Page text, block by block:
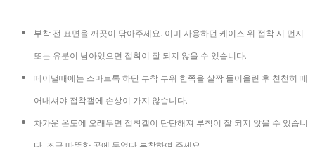
부착 전 표면을 깨끗이 닦아주세요. 이미 사용하던 케이스 위 접착 시 먼지
또는 유분이 남아있으면 접착이 잘 되지 않을 수 있습니다.
떼어낼때에는 스마트톡 하단 부착 부위 한쪽을 살짝 들어올린 후 천천히 떼
어내셔야 접착갤에 손상이 가지 않습니다.
차가운 온도에 오래두면 접착갤이 단단해져 부착이 잘 되지 않을 수 있습니